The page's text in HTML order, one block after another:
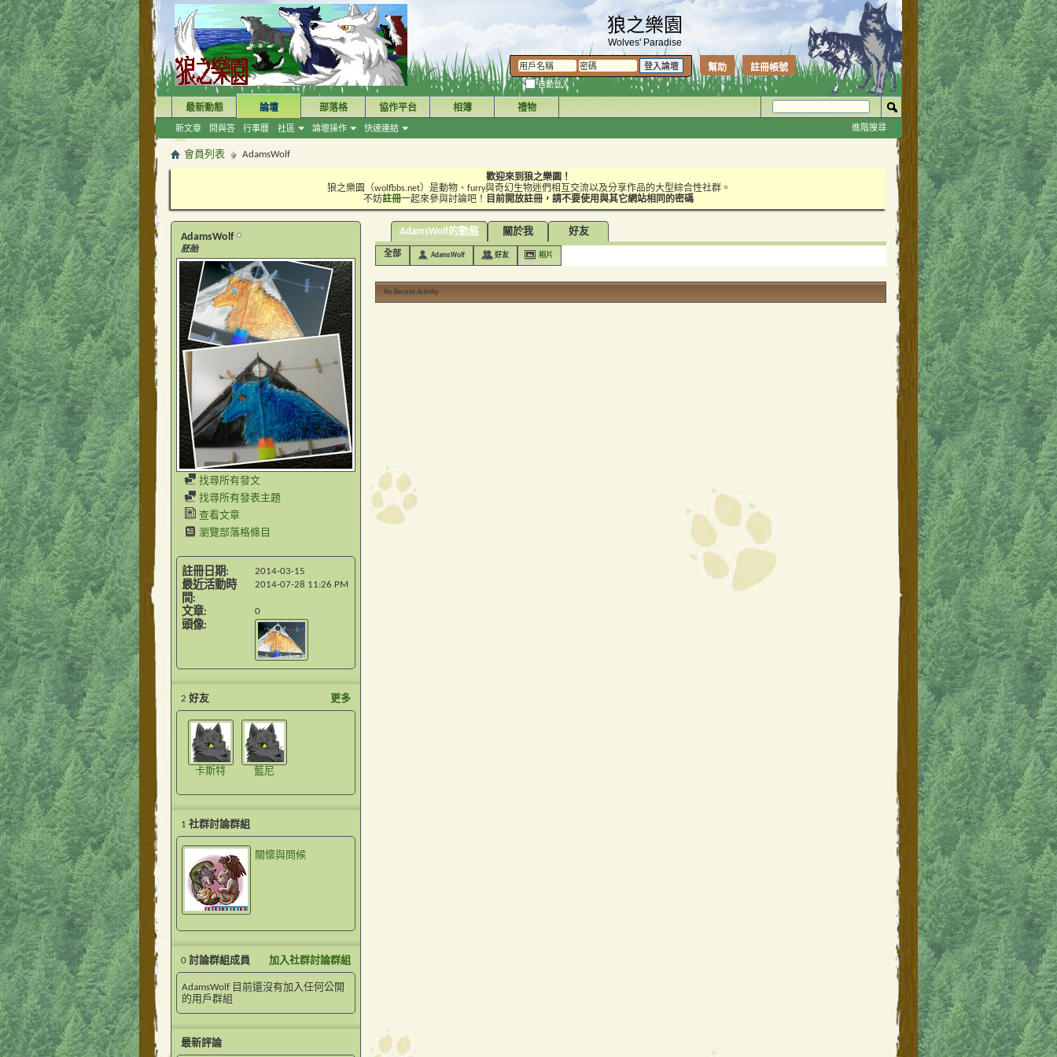
狼之樂園
Wolves' Paradise
註冊帳號
幫助
自動登入
最新動態 論壇
新文章 問與答 行事曆 社區 論壇操作 快速連結
部落格 協作平台 相簿 禮物
進階搜尋
會員列表 AdamsWolf
歡迎來到狼之樂園！
狼之樂園（wolfbbs.net）是動物、furry與奇幻生物迷們相互交流以及分享作品的大型綜合性社群。
不妨註冊一起來參與討論吧！ 目前開放註冊，請不要使用與其它網站相同的密碼
AdamsWolf
胚胎
找尋所有發文
找尋所有發表主題
查看文章
瀏覽部落格條目
註冊日期 2014-03-15
最近活動時
間
2014-07-28 11:26 PM
文章 0
頭像
更多
2 好友
卡斯特 藍尼
1 社群討論群組
關懷與問候
加入社群討論群組
0 討論群組成員
AdamsWolf 目前還沒有加入任何公開
的用戶群組
最新評論
AdamsWolf的動態 關於我 好友
全部 AdamsWolf 好友 相片
No Recent Activity